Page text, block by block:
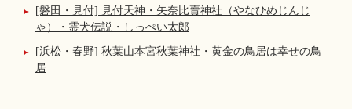
[磐田・見付] 見付天神・矢奈比賣神社（やなひめじんじ
ゃ）・霊犬伝説・しっぺい太郎
[浜松・春野] 秋葉山本宮秋葉神社・黄金の鳥居は幸せの鳥
居